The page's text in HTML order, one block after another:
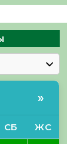
»
СБ ЖС